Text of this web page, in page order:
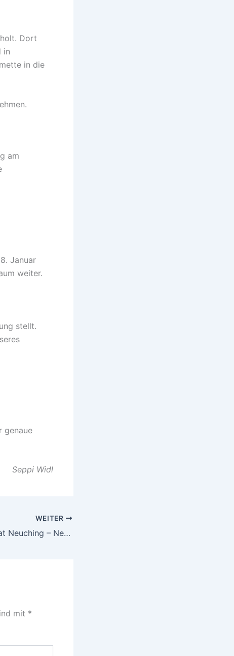
Dort
in
in die
am
Januar
weiter.
stellt.
genaue
Seppi Widl
WEITER
Pfarrgemeinderat Neuching – Neujahrsempfang
mit *